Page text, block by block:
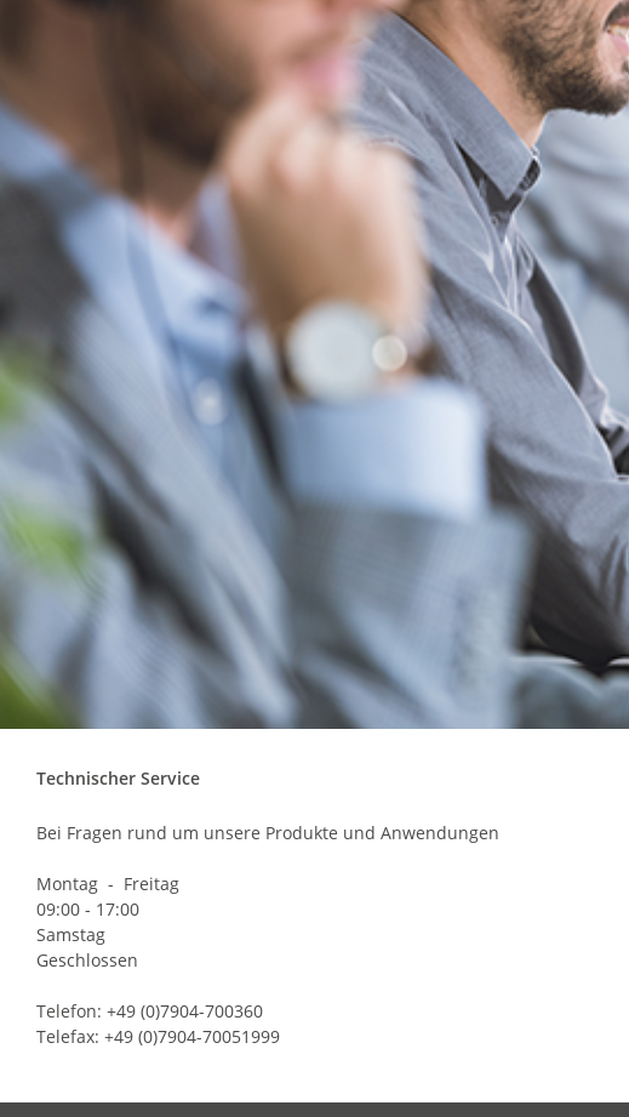
Technischer Service
Bei Fragen rund um unsere Produkte und Anwendungen
Montag - Freitag
09:00 - 17:00
Samstag
Geschlossen
Telefon: +49 (0)7904-700360
Telefax: +49 (0)7904-70051999